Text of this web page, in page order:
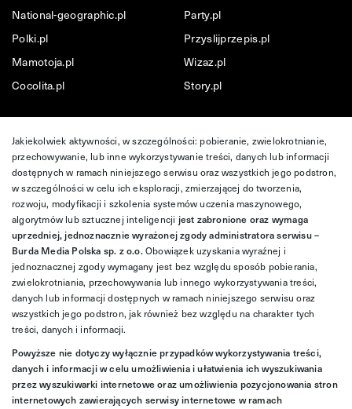
National-geographic.pl
Party.pl
Polki.pl
Przyslijprzepis.pl
Mamotoja.pl
Wizaz.pl
Cocolita.pl
Story.pl
Jakiekolwiek aktywności, w szczególności: pobieranie, zwielokrotnianie,
przechowywanie, lub inne wykorzystywanie treści, danych lub informacji
dostępnych w ramach niniejszego serwisu oraz wszystkich jego podstron,
w szczególności w celu ich eksploracji, zmierzającej do tworzenia,
rozwoju, modyfikacji i szkolenia systemów uczenia maszynowego,
algorytmów lub sztucznej inteligencji jest zabronione oraz wymaga
uprzedniej, jednoznacznie wyrażonej zgody administratora serwisu –
Burda Media Polska sp. z o.o.Obowiązek uzyskania wyraźnej i
jednoznacznej zgody wymagany jest bez względu sposób pobierania,
zwielokrotniania, przechowywania lub innego wykorzystywania treści,
danych lub informacji dostępnych w ramach niniejszego serwisu oraz
wszystkich jego podstron, jak również bez względu na charakter tych
treści, danych i informacji.
Powyższe nie dotyczy wyłącznie przypadków wykorzystywania treści,
danych i informacji w celu umożliwienia i ułatwienia ich wyszukiwania
przez wyszukiwarki internetowe oraz umożliwienia pozycjonowania stron
internetowych zawierających serwisy internetowe w ramach